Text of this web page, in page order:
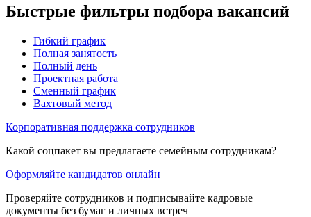
Быстрые фильтры подбора вакансий
Гибкий график
Полная занятость
Полный день
Проектная работа
Сменный график
Вахтовый метод
Корпоративная поддержка сотрудников
Какой соцпакет вы предлагаете семейным сотрудникам?
Оформляйте кандидатов онлайн
Проверяйте сотрудников и подписывайте кадровые
документы без бумаг и личных встреч